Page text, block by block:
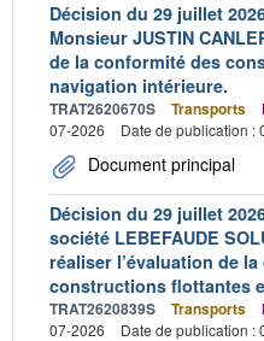
Décision du 29 juillet
Monsieur JUSTIN
de la conformité des
navigation intérieure.
TRAT2620670S Transports
07-2026
Date de publication :
Document principal
Décision du 29 juillet
société LEBEFAUDE
réaliser l’évaluation de
constructions flottantes
TRAT2620839S Transports
07-2026
Date de publication :